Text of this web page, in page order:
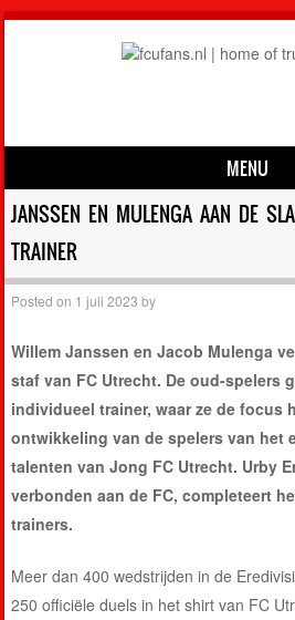
MENU
Skip to content
JANSSEN EN MULENGA AAN DE
TRAINER
Posted on 1 juli 2023 by
Willem Janssen en Jacob Mulenga
staf van FC Utrecht. De oud-spelers
individueel trainer, waar ze de focus
ontwikkeling van de spelers van het
talenten van Jong FC Utrecht. Urby
verbonden aan de FC, completeert
trainers.
Meer dan 400 wedstrijden in de
250 officiële duels in het shirt van FC